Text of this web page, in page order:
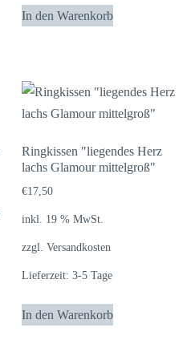
In den Warenkorb
Ringkissen "liegendes Herz
lachs Glamour mittelgroß"
€17,50
inkl. 19 % MwSt.
zzgl.Versandkosten
Lieferzeit:3-5 Tage
In den Warenkorb